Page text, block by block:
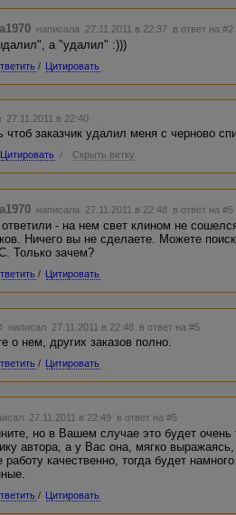
написала 27.11.2011 в 22:37 в ответ на #2
а "удалил" :)))
/ Цитировать
27.11.2011 в 22:40
чтоб заказчик удалил меня с черново
Цитировать / Скрыть ветку
написала 27.11.2011 в 22:48 в ответ на #5
- на нем свет клином не
Ничего вы не сделаете. Можете
Только зачем?
/ Цитировать
написал 27.11.2011 в 22:48 в ответ на #5
о нем, других заказов полно.
/ Цитировать
27.11.2011 в 22:49 в ответ на #5
но в Вашем случае это будет
автора, а у Вас она, мягко
работу качественно, тогда будет
/ Цитировать